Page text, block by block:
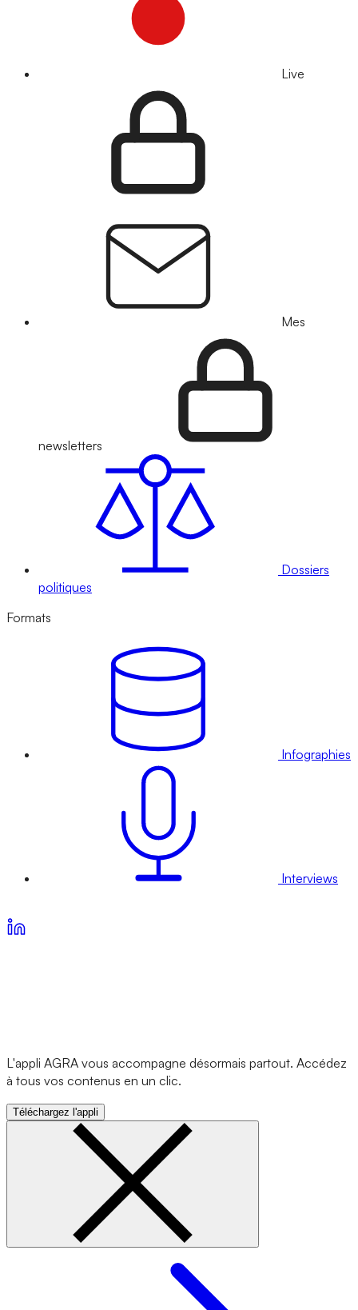
Live
Mes
newsletters
Dossiers
politiques
Formats
Infographies
Interviews
L'appli AGRA vous accompagne désormais partout. Accédez
à tous vos contenus en un clic.
Téléchargez l'appli